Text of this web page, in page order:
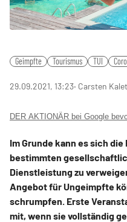
Geimpfte Tourismus TUI
29.09.2021, 13:23‧ Carsten
DER AKTIONÄR bei Google
Im Grunde kann es sich
bestimmten
Dienstleistung zu
Angebot für Ungeimpfte
schrumpfen. Erste
mit, wenn sie vollständig